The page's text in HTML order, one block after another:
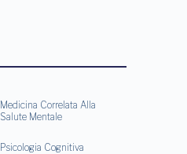
Medicina Correlata Alla
Salute Mentale
Psicologia Cognitiva